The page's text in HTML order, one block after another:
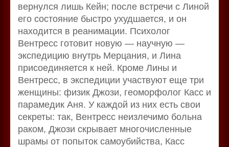
вернулся лишь Кейн; после встречи с Линой
его состояние быстро ухудшается, и он
находится в реанимации. Психолог
Вентресс готовит новую — научную —
экспедицию внутрь Мерцания, и Лина
присоединяется к ней. Кроме Лины и
Вентресс, в экспедиции участвуют еще три
женщины: физик Джози, геоморфолог Касс и
парамедик Аня. У каждой из них есть свои
секреты: так, Вентресс неизлечимо больна
раком, Джози скрывает многочисленные
шрамы от попыток самоубийства, Касс